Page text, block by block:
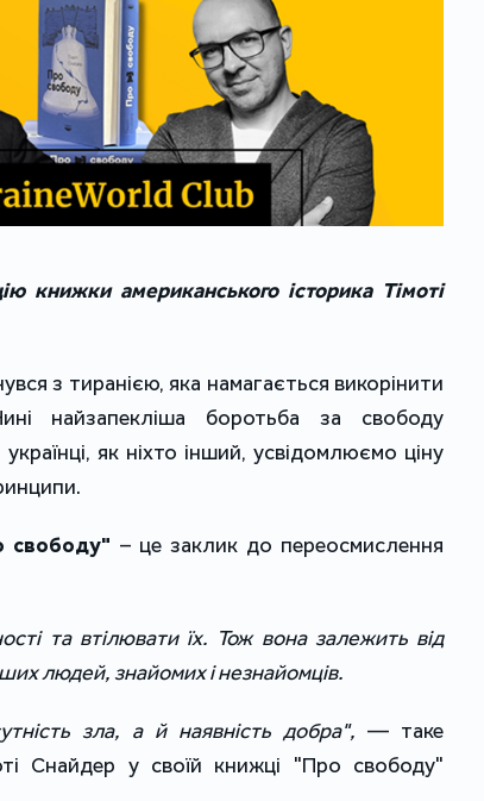
книжки американського історика Тімоті
з тиранією, яка намагається викорінити
найзапекліша боротьба за свободу
як ніхто інший, усвідомлюємо ціну
свободу" – це заклик до переосмислення
та втілювати їх. Тож вона залежить від
людей, знайомих і незнайомців.
зла, а й наявність добра", — таке
Снайдер у своїй книжці "Про свободу"